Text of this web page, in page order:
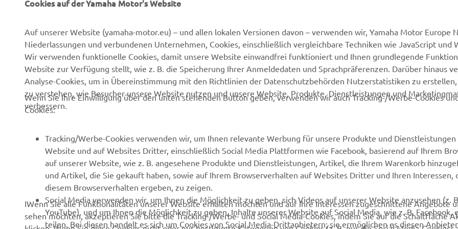
UNTERNEHMEN
Über uns
News
Veranstaltungen
Presse
Kataloge
Händler werden
Grundlegende
Nachhaltigkeitsrichtlinie
Menschenrechtsrichtlinie
Whistleblower-Kanal
B2B
eBike Antriebe
Behörden
Golfplätze
Rettungsdienste
Partnerschaften
Technische Informationen
für unabhängige
Handelspartner
Yamalube Safety Data
Sheets
MyYamaha
Yamaha Music
Yamaha Racing
Yamaha Motor Global
Webshop Support
Ersatzteilkatalog
Buche Deinen
Wartungstermin
Impressum
Entsorgung von
Altbatterien
Cookies auf der Yamaha Motor's Website
Auf unserer Website (yamaha-motor.eu) – und allen lokalen Versionen davon – verwenden wir, Yamaha Motor Europe
Niederlassungen und verbundenen Unternehmen, Cookies, einschließlich vergleichbare Techniken wie JavaScript und
Wir verwenden funktionelle Cookies, damit unsere Website einwandfrei funktioniert und Ihnen grundlegende
Website zur Verfügung stellt, wie z. B. die Speicherung Ihrer Anmeldedaten und Sprachpräferenzen. Darüber hinaus
Analyse-Cookies, um in Übereinstimmung mit den Richtlinien der Datenschutzbehörden Nutzerstatistiken zu
zu verstehen, wie Besucher unsere Website nutzen und unsere Website, Produkte, Dienstleistungen und
verbessern.
Wenn Sie Ihre Einwilligung über den unten stehenden Button geben, verwenden wir auch Tracking-/Werbe-Cookies
Cookies:
Tracking/Werbe-Cookies verwenden wir, um Ihnen relevante Werbung für unsere Produkte und
Website und auf Websites Dritter, einschließlich Social Media Plattformen wie Facebook, basierend auf Ihrem
auf unserer Website, wie z. B. angesehene Produkte und Dienstleistungen, Artikel, die Ihrem Warenkorb
und Artikel, die Sie gekauft haben, sowie auf Ihrem Browserverhalten auf Websites Dritter und Ihren Interessen,
diesem Browserverhalten ergeben, zu zeigen.
Social Media verwenden wir, um Ihnen die Möglichkeit zu geben, sich Videos auf unserer Website anzusehen (z.
YouTube), und um Ihnen die Möglichkeit zu geben, Inhalte unserer Website auf Social Media, wie z. B. Facebook,
teilen. Bei diesen handelt es sich um Cookies von Social Media-Drittanbietern; sie ermöglichen es diesen
IWenn Sie alle Funktionalitäten unserer Website erhalten möchten und auf Ihre Interessen zugeschnittene Angebote
sehen möchten, akzeptieren Sie bitte die Tracking-/Werbe- und Social Media-Cookies, indem Sie auf die Schaltfläche